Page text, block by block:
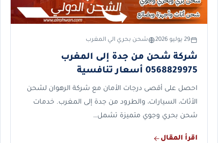
29 يوليو 2026 شحن بحري الي المغرب
شركة شحن من جدة إلى المغرب
0568829975 أسعار تنافسية
احصل على أقصى درجات الأمان مع شركة الرهوان لشحن
الأثاث، السيارات، والطرود من جدة إلى المغرب. خدمات
شحن بحري وجوي متميزة تشمل…
اقرأ المقال